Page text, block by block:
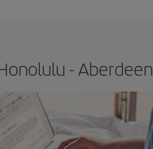
- Aberdeen